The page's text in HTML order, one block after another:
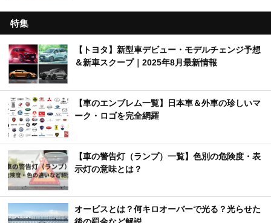
特集
【トヨタ】新型車デビュー・モデルチェンジ予想
＆新車スクープ｜2025年8月最新情報
【車のエンブレム一覧】日本車＆外車の珍しいマ
ーク・ロゴを完全網羅
【車の警告灯（ランプ）一覧】色別の危険度・表
示灯の意味とは？
オービスとは？何キロオーバーで光る？光らせた